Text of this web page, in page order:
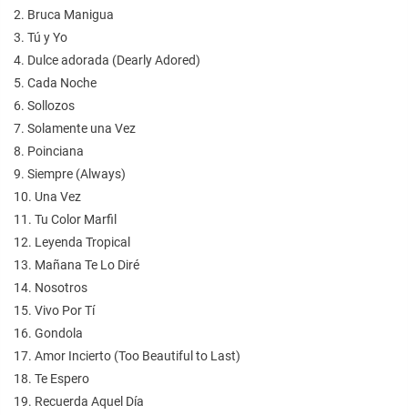
2. Bruca Manigua
3. Tú y Yo
4. Dulce adorada (Dearly Adored)
5. Cada Noche
6. Sollozos
7. Solamente una Vez
8. Poinciana
9. Siempre (Always)
10. Una Vez
11. Tu Color Marfil
12. Leyenda Tropical
13. Mañana Te Lo Diré
14. Nosotros
15. Vivo Por Tí
16. Gondola
17. Amor Incierto (Too Beautiful to Last)
18. Te Espero
19. Recuerda Aquel Día